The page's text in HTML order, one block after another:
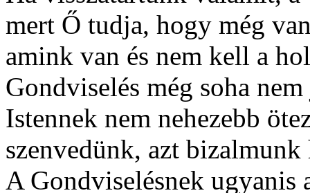
mert Ő tudja, hogy még
amink van és nem kell a
Gondviselés még soha
Istennek nem nehezebb
szenvedünk, azt
A Gondviselésnek ugyanis